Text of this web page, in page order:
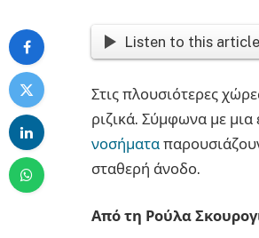
Listen to this article
Στις πλουσιότερες
ριζικά. Σύμφωνα με
νοσήματα
σταθερή άνοδο.
Από τη Ρούλα